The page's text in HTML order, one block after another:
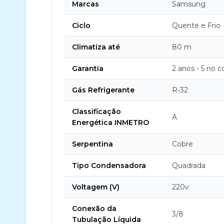
Marcas Samsung
Ciclo Quente e Frio
Climatiza até 80 m
Garantia 2 anos - 5 no
Gás Refrigerante R-32
Classificação
Energética INMETRO
A
Serpentina Cobre
Tipo Condensadora Quadrada
Voltagem (V) 220v
Conexão da
Tubulação Líquida
3/8